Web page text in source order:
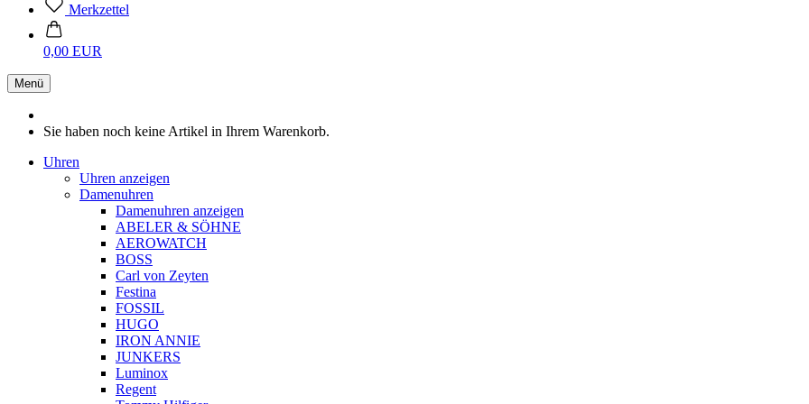
Merkzettel
0,00 EUR
Menü
Sie haben noch keine Artikel in Ihrem Warenkorb.
Uhren
Uhren anzeigen
Damenuhren
Damenuhren anzeigen
ABELER & SÖHNE
AEROWATCH
BOSS
Carl von Zeyten
Festina
FOSSIL
HUGO
IRON ANNIE
JUNKERS
Luminox
Regent